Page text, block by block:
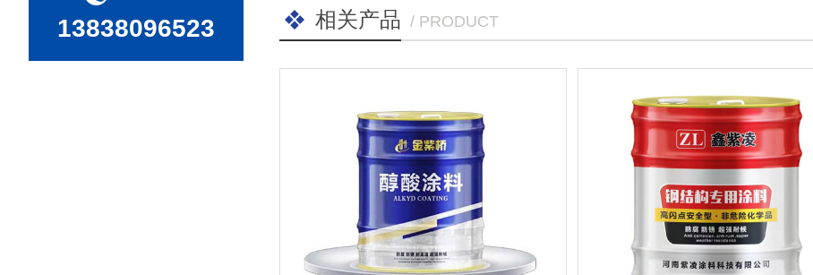
13838096523 相关产品 / PRODUCT